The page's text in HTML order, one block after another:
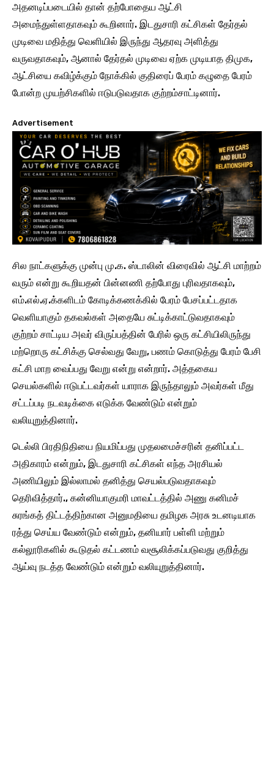
அதனடிப்படையில் தான் தற்போதைய ஆட்சி
அமைந்துள்ளதாகவும் கூறினார். இடதுசாரி கட்சிகள் தேர்தல்
முடிவை மதித்து வெளியில் இருந்து ஆதரவு அளித்து
வருவதாகவும், ஆனால் தேர்தல் முடிவை ஏற்க முடியாத திமுக,
ஆட்சியை கவிழ்க்கும் நோக்கில் குதிரைப் பேரம் கழுதை பேரம்
போன்ற முயற்சிகளில் ஈடுபடுவதாக குற்றம்சாட்டினார்.
Advertisement
சில நாட்களுக்கு முன்பு மு.க. ஸ்டாலின் விரைவில் ஆட்சி மாற்றம்
வரும் என்று கூறியதன் பின்னணி தற்போது புரிவதாகவும்,
எம்.எல்.ஏ.க்களிடம் கோடிக்கணக்கில் பேரம் பேசப்பட்டதாக
வெளியாகும் தகவல்கள் அதையே சுட்டிக்காட்டுவதாகவும்
குற்றம் சாட்டிய அவர் விருப்பத்தின் பேரில் ஒரு கட்சியிலிருந்து
மற்றொரு கட்சிக்கு செல்வது வேறு, பணம் கொடுத்து பேரம் பேசி
கட்சி மாற வைப்பது வேறு என்று என்றார். அத்தகைய
செயல்களில் ஈடுபட்டவர்கள் யாராக இருந்தாலும் அவர்கள் மீது
சட்டப்படி நடவடிக்கை எடுக்க வேண்டும் என்றும்
வலியுறுத்தினார்.
டெல்லி பிரதிநிதியை நியமிப்பது முதலமைச்சரின் தனிப்பட்ட
அதிகாரம் என்றும், இடதுசாரி கட்சிகள் எந்த அரசியல்
அணியிலும் இல்லாமல் தனித்து செயல்படுவதாகவும்
தெரிவித்தார்., கன்னியாகுமரி மாவட்டத்தில் அணு கனிமச்
சுரங்கத் திட்டத்திற்கான அனுமதியை தமிழக அரசு உடனடியாக
ரத்து செய்ய வேண்டும் என்றும், தனியார் பள்ளி மற்றும்
கல்லூரிகளில் கூடுதல் கட்டணம் வசூலிக்கப்படுவது குறித்து
ஆய்வு நடத்த வேண்டும் என்றும் வலியுறுத்தினார்.